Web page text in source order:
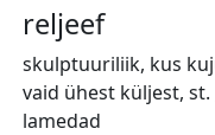
reljeef
skulptuuriliik, kus
vaid ühest küljest,
lamedad